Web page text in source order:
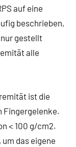
auf eine
beschrieben,
gestellt
alle
ist die
Fingergelenke.
< 100 g/cm2.
das eigene